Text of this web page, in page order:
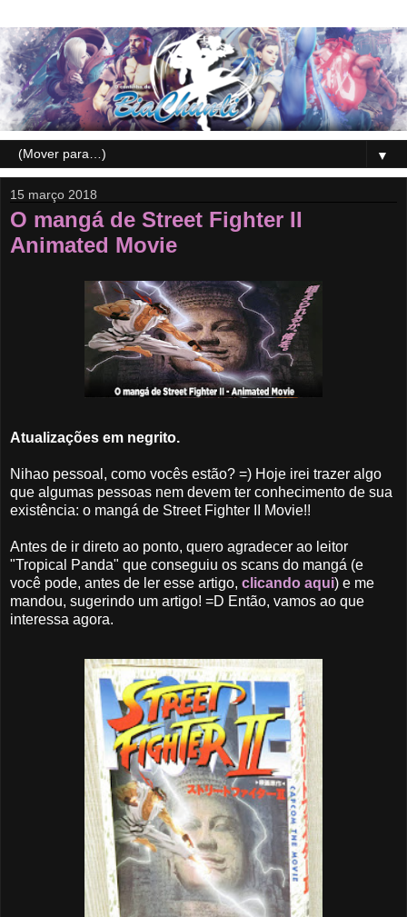
▼
15 março 2018
O mangá de Street Fighter II
Animated Movie
Atualizações em negrito.
Nihao pessoal, como vocês estão? =) Hoje irei trazer algo
que algumas pessoas nem devem ter conhecimento de sua
existência: o mangá de Street Fighter II Movie!!
Antes de ir direto ao ponto, quero agradecer ao leitor
"Tropical Panda" que conseguiu os scans do mangá (e
você pode, antes de ler esse artigo, clicando aqui) e me
mandou, sugerindo um artigo! =D Então, vamos ao que
interessa agora.